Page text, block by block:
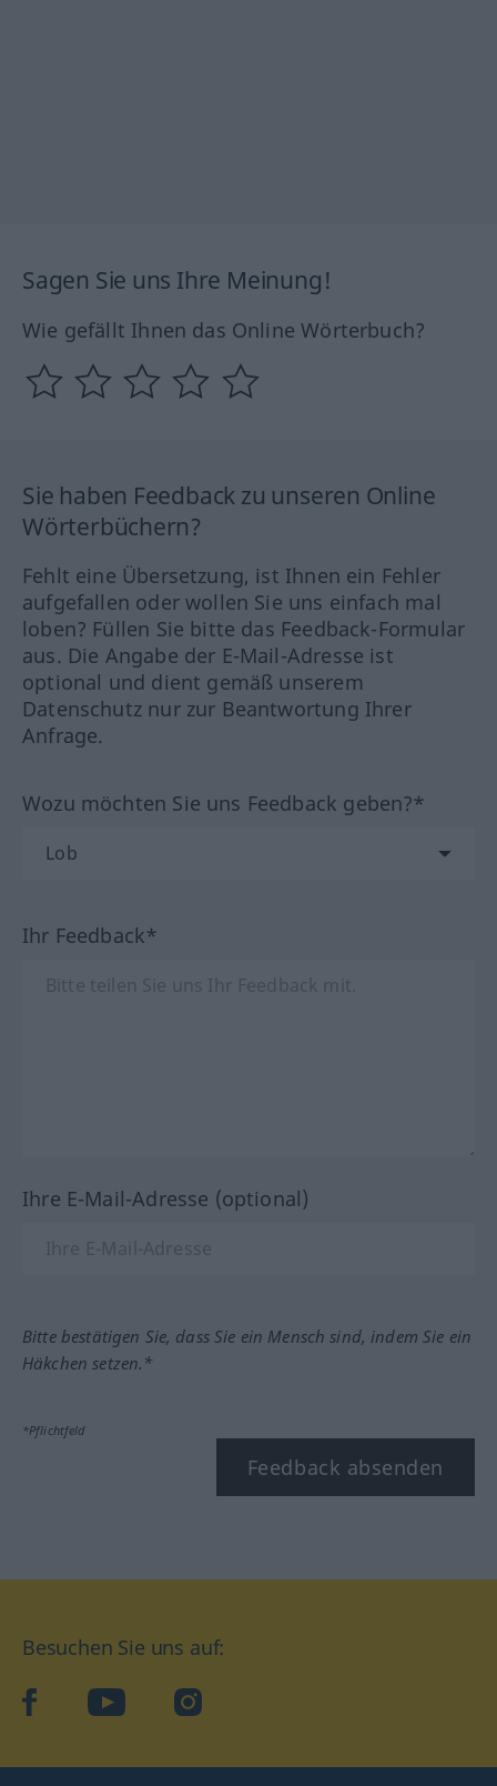
Sagen Sie uns Ihre Meinung!
Wie gefällt Ihnen das Online Wörterbuch?
Sie haben Feedback zu unseren Online
Wörterbüchern?
Fehlt eine Übersetzung, ist Ihnen ein Fehler
aufgefallen oder wollen Sie uns einfach mal
loben? Füllen Sie bitte das Feedback-Formular
aus. Die Angabe der E-Mail-Adresse ist
optional und dient gemäß unserem
Datenschutz nur zur Beantwortung Ihrer
Anfrage.
Wozu möchten Sie uns Feedback geben?*
Ihr Feedback*
Ihre E-Mail-Adresse (optional)
Bitte bestätigen Sie, dass Sie ein Mensch sind, indem Sie ein
Häkchen setzen.*
*Pflichtfeld
Feedback absenden
Besuchen Sie uns auf:
facebookYouTube Instagram